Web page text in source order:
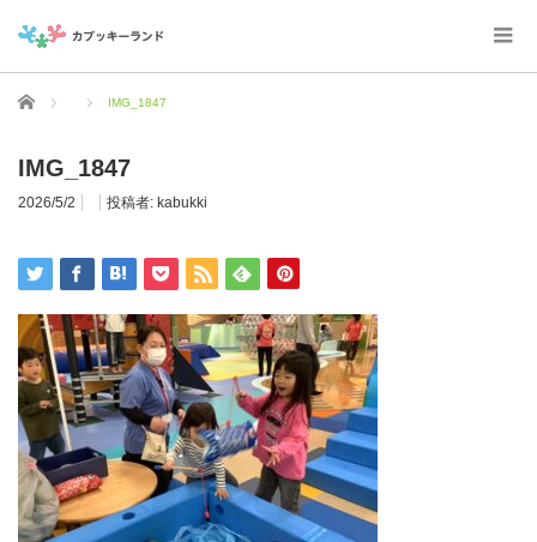
ホーム IMG_1847
IMG_1847
2026/5/2 投稿者: kabukki